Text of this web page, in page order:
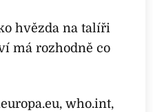
hvězda na talíři
má rozhodně co
who.int,